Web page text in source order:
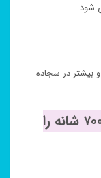
شود
و بیشتر در سجاده
چه زمانی میتوانید فرش ماشینی ۷۰۰ شانه را